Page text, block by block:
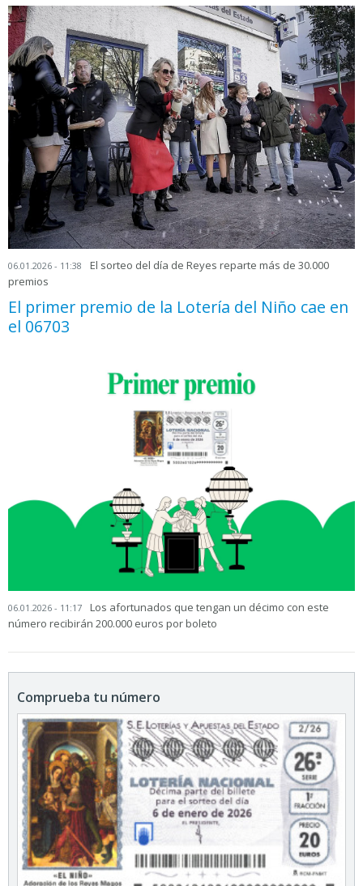
06.01.2026 - 11:38
El sorteo del día de Reyes reparte más de 30.000
premios
El primer premio de la Lotería del Niño cae en
el 06703
06.01.2026 - 11:17
Los afortunados que tengan un décimo con este
número recibirán 200.000 euros por boleto
Comprueba tu número